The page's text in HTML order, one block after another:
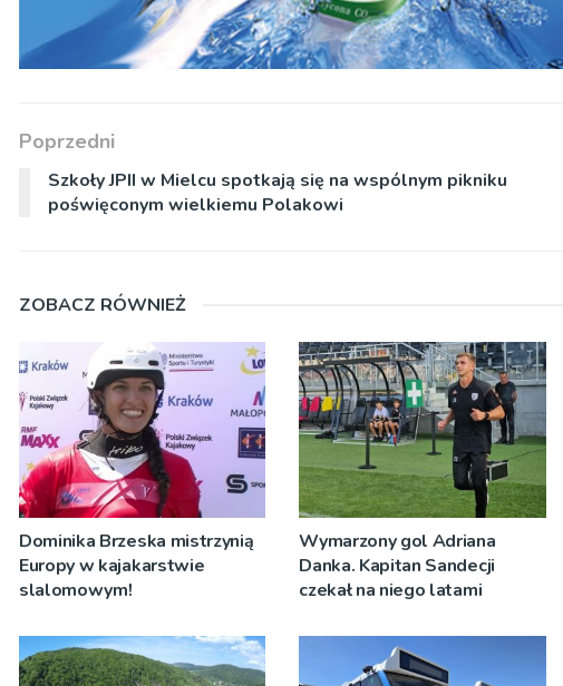
Poprzedni
Szkoły JPII w Mielcu spotkają się na wspólnym pikniku
poświęconym wielkiemu Polakowi
ZOBACZ RÓWNIEŻ
Dominika Brzeska mistrzynią
Europy w kajakarstwie
slalomowym!
Wymarzony gol Adriana
Danka. Kapitan Sandecji
czekał na niego latami